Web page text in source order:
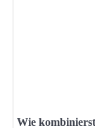
Wie